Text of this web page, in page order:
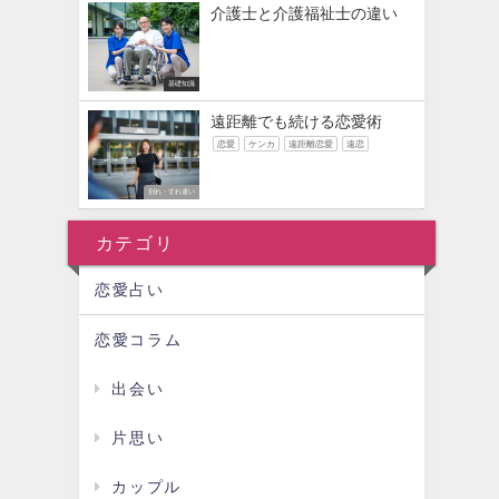
基礎知識
介護士と介護福祉士の違い
別れ・すれ違い
遠距離でも続ける恋愛術
恋愛 ケンカ 遠距離恋愛 遠恋
カテゴリ
恋愛占い
恋愛コラム
出会い
片思い
カップル